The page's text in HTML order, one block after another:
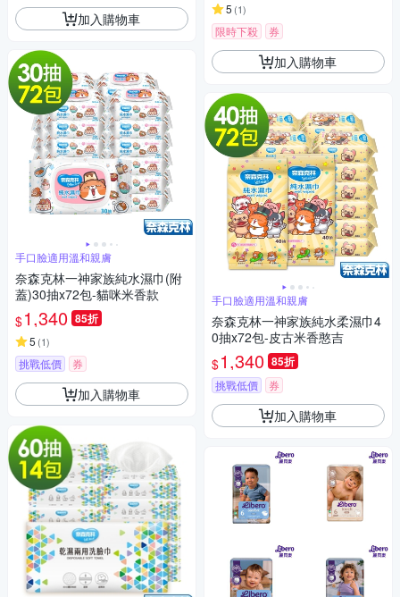
加入購物車
手口臉適用溫和親膚
奈森克林一神家族純水濕巾(附
蓋)30抽x72包-貓咪米香款
$1,340 85折
5 (1)
挑戰低價 券
加入購物車
5 (1)
限時下殺 券
加入購物車
手口臉適用溫和親膚
奈森克林一神家族純水柔濕巾4
0抽x72包-皮古米香憨吉
$1,340 85折
挑戰低價 券
加入購物車